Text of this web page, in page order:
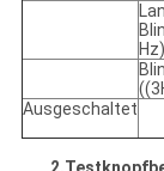
Hz)
Ausgeschaltet